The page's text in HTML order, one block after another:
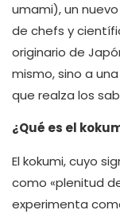
umami), un
de chefs y
originario de
mismo, sino a
que realza los
¿Qué es el
El kokumi, cuyo
como «plenitud
experimenta